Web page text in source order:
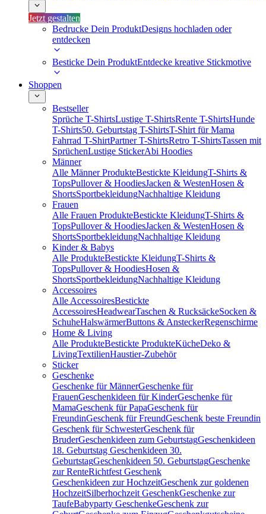
Jetzt gestalten
Bedrucke Dein ProduktDesigns hochladen oder
entdecken
Besticke Dein ProduktEntdecke kreative Stickmotive
Shoppen
Bestseller
Sprüche T-ShirtsLustige T-ShirtsRente T-ShirtsHunde
T-Shirts50. Geburtstag T-ShirtsT-Shirt für Mama
Fahrrad T-ShirtPartner T-ShirtsRetro T-ShirtsTassen mit
SprüchenLustige StickerAbi Hoodies
Männer
Alle Männer ProdukteBestickte KleidungT-Shirts &
TopsPullover & HoodiesJacken & WestenHosen &
ShortsSportbekleidungNachhaltige Kleidung
Frauen
Alle Frauen ProdukteBestickte KleidungT-Shirts &
TopsPullover & HoodiesJacken & WestenHosen &
ShortsSportbekleidungNachhaltige Kleidung
Kinder & Babys
Alle ProdukteBestickte KleidungT-Shirts &
TopsPullover & HoodiesHosen &
ShortsSportbekleidungNachhaltige Kleidung
Accessoires
Alle AccessoiresBestickte
AccessoiresHeadwearTaschen & RucksäckeSocken &
SchuheHalswärmerButtons & AnsteckerRegenschirme
Home & Living
Alle ProdukteBestickte ProdukteKücheDeko &
LivingTextilienHaustier-Zubehör
Sticker
Geschenke
Geschenke für MännerGeschenke für
FrauenGeschenkideen für KinderGeschenke für
MamaGeschenk für PapaGeschenk für
FreundinGeschenk für FreundGeschenk beste Freundin
Geschenk für SchwesterGeschenk für
BruderGeschenkideen zum GeburtstagGeschenkideen
18. Geburtstag Geschenkideen 30.
GeburtstagGeschenkideen 50. GeburtstagGeschenke
zur RenteRichtfest Geschenk
Geschenkideen zur HochzeitGeschenk zur goldenen
HochzeitSilberhochzeit GeschenkGeschenke zur
TaufeBabyparty GeschenkeGeschenk zur